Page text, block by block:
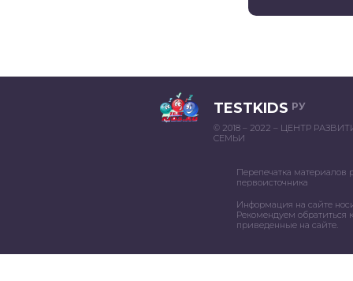
TESTKIDS РУ
© 2018 – 2022 – ЦЕНТР
СЕМЬИ
Перепечатка материалов
первоисточника
Информация на сайте
Рекомендуем обратиться
приведенные на сайте.